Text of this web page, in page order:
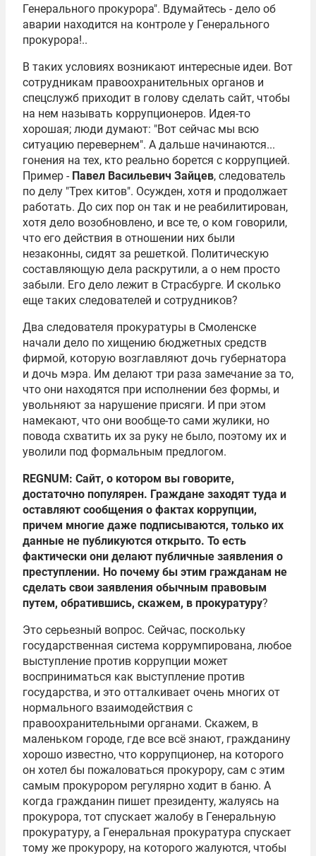
Генерального прокурора". Вдумайтесь - дело об
аварии находится на контроле у Генерального
прокурора!..
В таких условиях возникают интересные идеи. Вот
сотрудникам правоохранительных органов и
спецслужб приходит в голову сделать сайт, чтобы
на нем называть коррупционеров. Идея-то
хорошая; люди думают: "Вот сейчас мы всю
ситуацию перевернем". А дальше начинаются...
гонения на тех, кто реально борется с коррупцией.
Пример - Павел Васильевич Зайцев, следователь
по делу "Трех китов". Осужден, хотя и продолжает
работать. До сих пор он так и не реабилитирован,
хотя дело возобновлено, и все те, о ком говорили,
что его действия в отношении них были
незаконны, сидят за решеткой. Политическую
составляющую дела раскрутили, а о нем просто
забыли. Его дело лежит в Страсбурге. И сколько
еще таких следователей и сотрудников?
Два следователя прокуратуры в Смоленске
начали дело по хищению бюджетных средств
фирмой, которую возглавляют дочь губернатора
и дочь мэра. Им делают три раза замечание за то,
что они находятся при исполнении без формы, и
увольняют за нарушение присяги. И при этом
намекают, что они вообще-то сами жулики, но
повода схватить их за руку не было, поэтому их и
уволили под формальным предлогом.
REGNUM: Сайт, о котором вы говорите,
достаточно популярен. Граждане заходят туда и
оставляют сообщения о фактах коррупции,
причем многие даже подписываются, только их
данные не публикуются открыто. То есть
фактически они делают публичные заявления о
преступлении. Но почему бы этим гражданам не
сделать свои заявления обычным правовым
путем, обратившись, скажем, в прокуратуру?
Это серьезный вопрос. Сейчас, поскольку
государственная система коррумпирована, любое
выступление против коррупции может
восприниматься как выступление против
государства, и это отталкивает очень многих от
нормального взаимодействия с
правоохранительными органами. Скажем, в
маленьком городе, где все всё знают, гражданину
хорошо известно, что коррупционер, на которого
он хотел бы пожаловаться прокурору, сам с этим
самым прокурором регулярно ходит в баню. А
когда гражданин пишет президенту, жалуясь на
прокурора, тот спускает жалобу в Генеральную
прокуратуру, а Генеральная прокуратура спускает
тому же прокурору, на которого жалуются, чтобы